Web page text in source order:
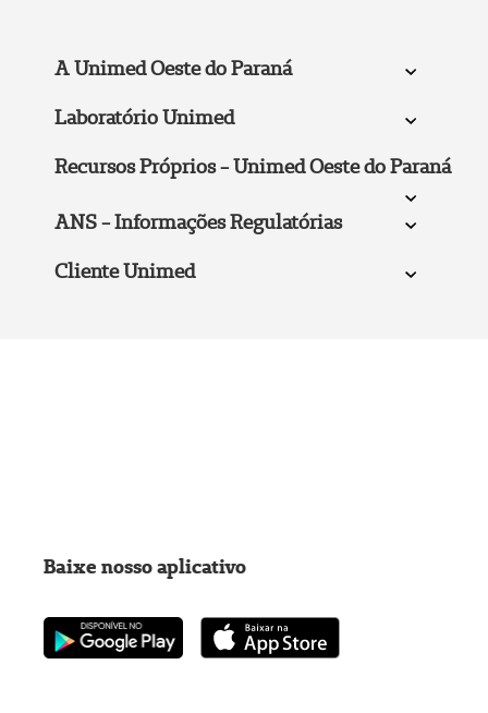
A Unimed Oeste do Paraná
Laboratório Unimed
Recursos Próprios - Unimed Oeste do Paraná
ANS - Informações Regulatórias
Cliente Unimed
Baixe nosso aplicativo